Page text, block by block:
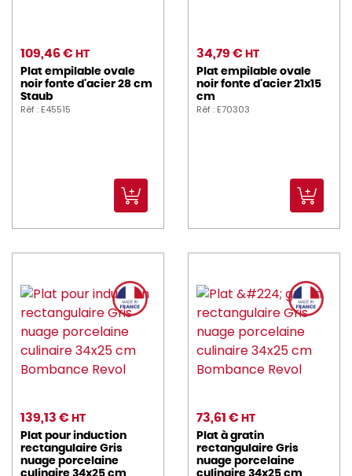
109,46 € HT
Plat empilable ovale
noir fonte d'acier 28 cm
Staub
Réf : E45515
34,79 € HT
Plat empilable ovale
noir fonte d'acier 21x15
cm
Réf : E70303
139,13 € HT
Plat pour induction
rectangulaire Gris
nuage porcelaine
73,61 € HT
Plat à gratin
rectangulaire Gris
nuage porcelaine